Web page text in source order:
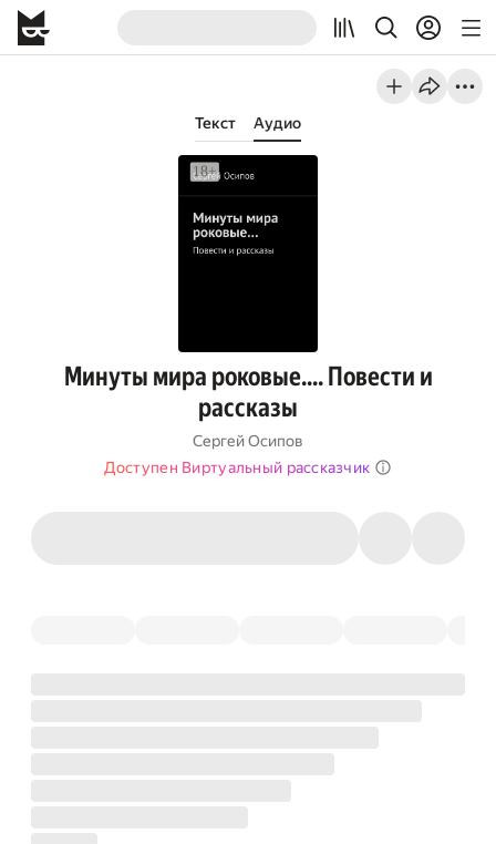
Текст Аудио
Минуты мира роковые…. Повести и
рассказы
Сергей Осипов
Доступен Виртуальный рассказчик